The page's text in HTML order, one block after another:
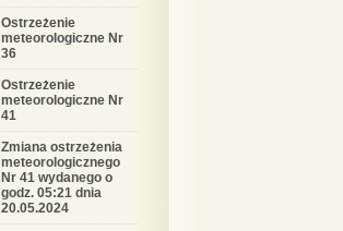
Ostrzeżenie
meteorologiczne Nr
36
Ostrzeżenie
meteorologiczne Nr
41
Zmiana ostrzeżenia
meteorologicznego
Nr 41 wydanego o
godz. 05:21 dnia
20.05.2024